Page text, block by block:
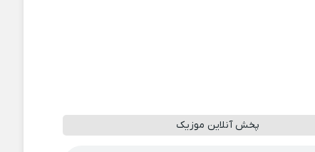
پخش آنلاین موزیک